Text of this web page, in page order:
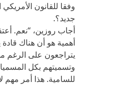
وفقا للقانون
جديد؟.
أجاب روزين، “نعم.
أهمية هو أن هناك
يتراجعون على الرغم
وتسميتهم بكل
للسامية. هذا أمر مهم